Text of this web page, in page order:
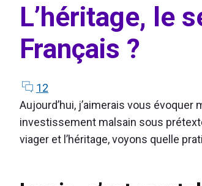
L’héritage, le
Français ?
12
"L’héritage,
le
seul
Aujourd’hui, j’aimerais vous évoquer
investissement malsain sous
viager et l’héritage, voyons quelle